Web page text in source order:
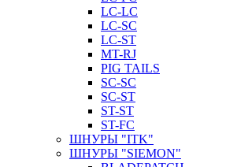
LC-LC
LC-SC
LС-ST
MT-RJ
PIG TAILS
SC-SC
SC-ST
ST-ST
ST-FC
ШНУРЫ "ITK"
ШНУРЫ "SIEMON"